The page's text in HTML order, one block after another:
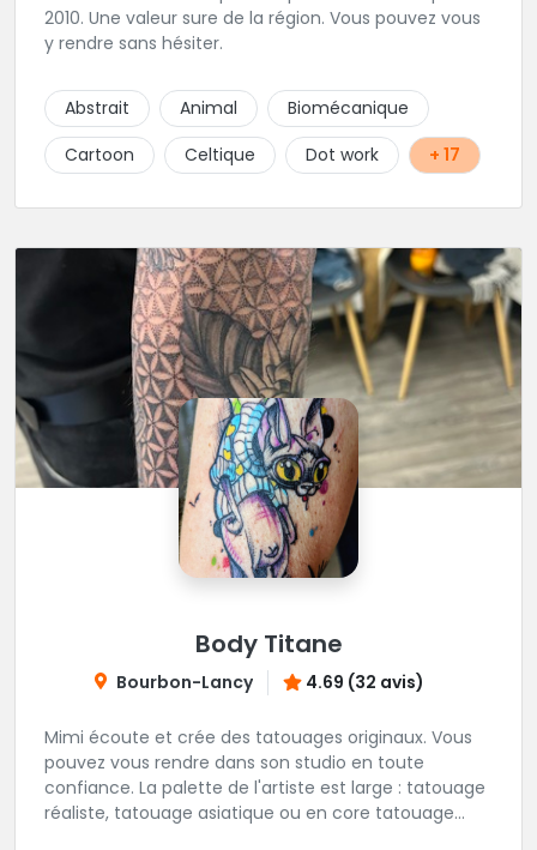
2010. Une valeur sure de la région. Vous pouvez vous
y rendre sans hésiter.
Abstrait Animal
Biomécanique
Cartoon
Celtique Dot work + 17
Body Titane
Bourbon-Lancy 4.69 (32 avis)
Mimi écoute et crée des tatouages originaux. Vous
pouvez vous rendre dans son studio en toute
confiance. La palette de l'artiste est large : tatouage
réaliste, tatouage asiatique ou en core tatouage